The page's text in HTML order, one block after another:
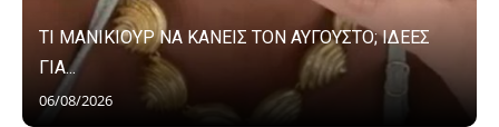
ΤΙ ΜΑΝΙΚΙΟΥΡ ΝΑ ΚΑΝΕΙΣ ΤΟΝ ΑΥΓΟΥΣΤΟ; ΙΔΕΕΣ
ΓΙΑ...
06/08/2026